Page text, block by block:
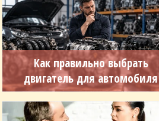
Как правильно выбрать
двигатель для автомобиля